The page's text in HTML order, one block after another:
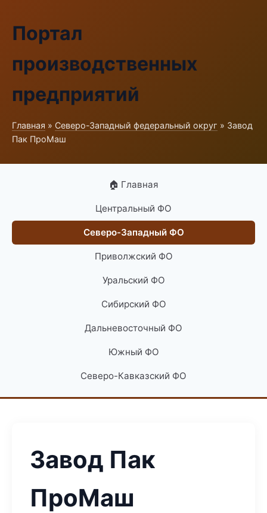
Портал
производственных
предприятий
Главная » Северо-Западный федеральный округ » Завод
Пак ПроМаш
🏠 Главная
Центральный ФО
Северо-Западный ФО
Приволжский ФО
Уральский ФО
Сибирский ФО
Дальневосточный ФО
Южный ФО
Северо-Кавказский ФО
Завод Пак
ПроМаш